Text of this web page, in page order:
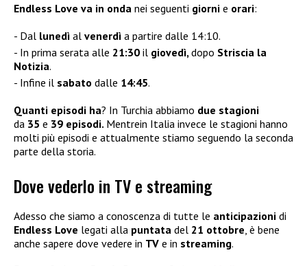
Endless Love va in onda nei seguenti giorni e orari:
Dal lunedì al venerdì a partire dalle 14:10.
In prima serata alle 21:30 il giovedì, dopo Striscia la
Notizia.
Infine il sabato dalle 14:45.
Quanti episodi ha? In Turchia abbiamo due stagioni
da 35 e 39 episodi. Mentrein Italia invece le stagioni hanno
molti più episodi e attualmente stiamo seguendo la seconda
parte della storia.
Dove vederlo in TV e streaming
Adesso che siamo a conoscenza di tutte le anticipazioni di
Endless Love legati alla puntata del 21 ottobre, è bene
anche sapere dove vedere in TV e in streaming.